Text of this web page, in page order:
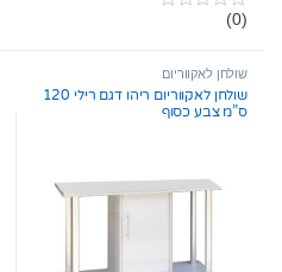
0
t
o
f
5
(0)
שולחן לאקווריום
שולחן לאקווריום ריהו דגם רילי 120
ס”מ צבע כסוף